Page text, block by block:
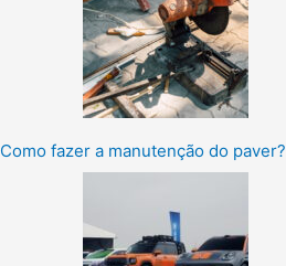
Como fazer a manutenção do paver?